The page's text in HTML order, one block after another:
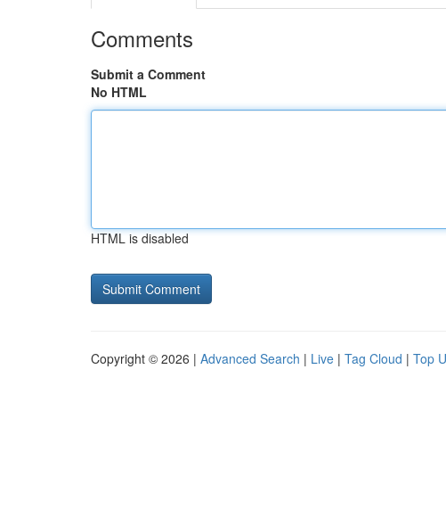
Comments
Submit a Comment
No HTML
HTML is disabled
Copyright © 2026 | Advanced Search | Live | Tag Cloud | Top